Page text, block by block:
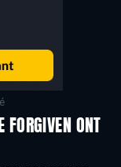
ONT